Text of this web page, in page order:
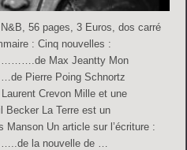
56 pages, 3 Euros, dos carré
: Cinq nouvelles :
Max Jeantty Mon
Poing Schnortz
Crevon Mille et une
La Terre est un
Un article sur l’écriture :
la nouvelle de …